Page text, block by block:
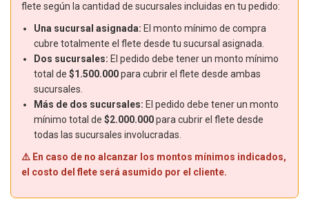
flete según la cantidad de sucursales incluidas en tu pedido:
Una sucursal asignada: El monto mínimo de compra
cubre totalmente el flete desde tu sucursal asignada.
Dos sucursales: El pedido debe tener un monto mínimo
total de $1.500.000para cubrir el flete desde ambas
sucursales.
Más de dos sucursales: El pedido debe tener un monto
mínimo total de $2.000.000para cubrir el flete desde
todas las sucursales involucradas.
⚠️ En caso de no alcanzar los montos mínimos indicados,
el costo del flete será asumido por el cliente.